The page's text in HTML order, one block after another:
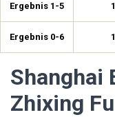
Ergebnis 1-5
Ergebnis 0-6
Shanghai
Zhixing